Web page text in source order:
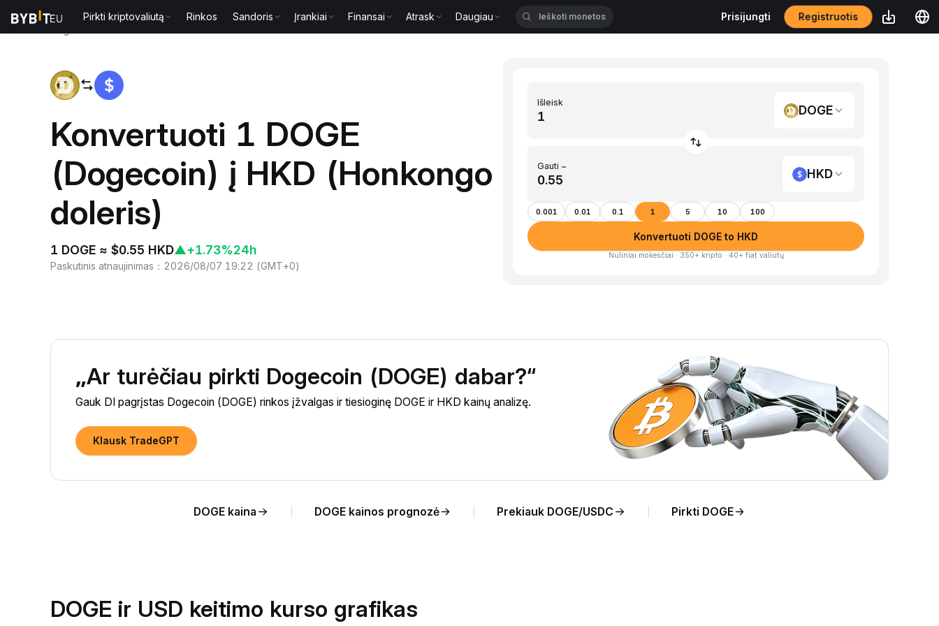
Pirkti kriptovaliutą Rinkos Sandoris Įrankiai Finansai Atrask Daugiau Prisijungti Registruotis
Konvertuoti 1 DOGE
(Dogecoin) į HKD (Honkongo
doleris)
1 DOGE ≈ $0.55 HKD▲+1.73%24h
Paskutinis atnaujinimas ： 2026/08/07 19:22 (GMT+0)
Išleisk
DOGE
Gauti ~
HKD
0.001 0.01 0.1 1 5 10 100
Konvertuoti DOGE to HKD
Nuliniai mokesčiai · 350+ kripto · 40+ fiat valiutų
„Ar turėčiau pirkti Dogecoin (DOGE) dabar?“
Gauk DI pagrįstas Dogecoin (DOGE) rinkos įžvalgas ir tiesioginę DOGE ir HKD kainų analizę.
Klausk TradeGPT
DOGE kaina DOGE kainos prognozė Prekiauk DOGE/USDC Pirkti DOGE
DOGE ir USD keitimo kurso grafikas